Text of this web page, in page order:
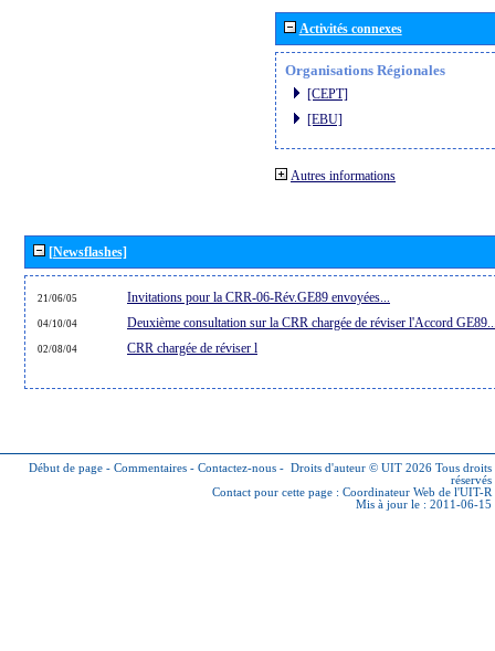
Activités connexes
Organisations Régionales
[CEPT]
[EBU]
Autres informations
[Newsflashes]
21/06/05 Invitations pour la CRR-06-Rév.GE89 envoyées...
04/10/04 Deuxième consultation sur la CRR chargée de réviser l'Accord
02/08/04 CRR chargée de réviser l
Début de page - Commentaires - Contactez-nous - Droits d'auteur © UIT 2026 Tous droits
réservés
Contact pour cette page : Coordinateur Web de l'UIT-R
Mis à jour le : 2011-06-15